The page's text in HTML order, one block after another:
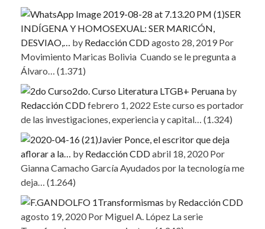
SER
INDÍGENA Y HOMOSEXUAL: SER MARICÓN,
DESVIAO,…
by Redacción CDDagosto 28, 2019 Por
Movimiento Maricas Bolivia Cuando se le pregunta a
Álvaro…
(1.371)
2do. Curso Literatura LTGB+ Peruana by
Redacción CDDfebrero 1, 2022 Este curso es portador
de las investigaciones, experiencia y capital…
(1.324)
Javier Ponce, el escritor que deja
aflorar a la…
by Redacción CDDabril 18, 2020 Por
Gianna Camacho García Ayudados por la tecnología me
deja…
(1.264)
Transformismas by Redacción CDD
agosto 19, 2020 Por Miguel A. López La serie